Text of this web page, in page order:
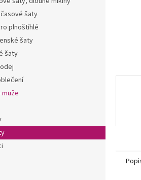
šaty
plnoštíhlé
šaty
šaty